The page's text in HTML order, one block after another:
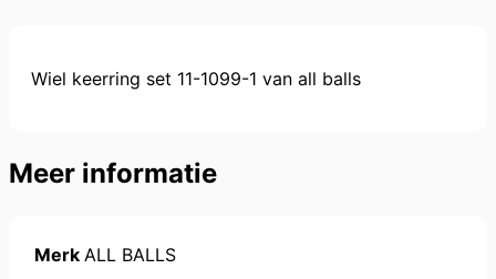
Wiel keerring set 11-1099-1 van all balls
Meer informatie
Merk ALL BALLS